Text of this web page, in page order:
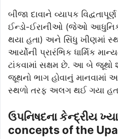
બીજા દાવાને વ્યાપક
ઈન્ડો-ઈરાનીઓ (જેઓ આધુનિક
થયા હતા) અને સિંધુ ખીણમાં
આર્યોની પ્રારંભિક ધાર્મિક
ટાંકવામાં સક્ષમ છે. આ બે જૂથો
જૂથનો ભાગ હોવાનું
સ્થળો તરફ અલગ થઈ ગયા
ઉપનિષદના કેન્દ્રીય
concepts of the